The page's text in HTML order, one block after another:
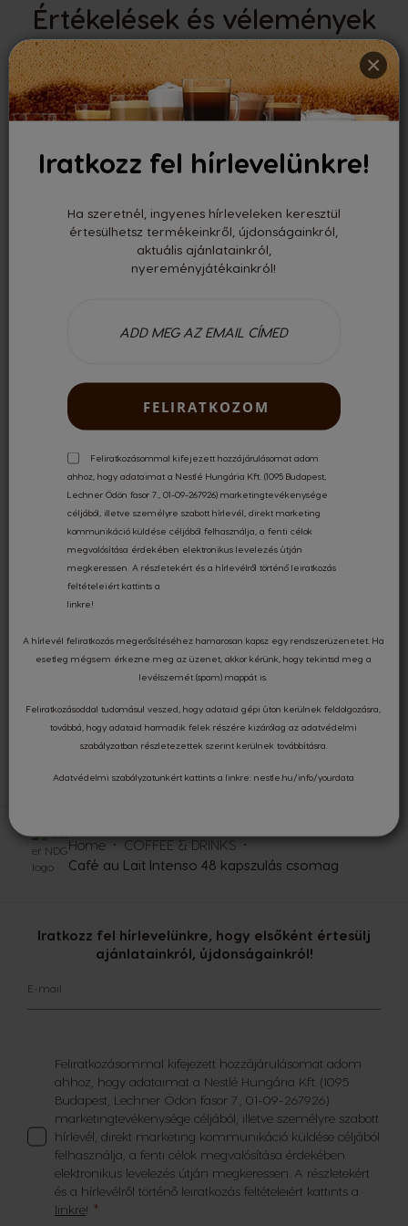
×
Iratkozz fel hírlevelünkre!
Ha szeretnél, ingyenes hírleveleken keresztül
értesülhetsz termékeinkről, újdonságainkról,
aktuális ajánlatainkról,
nyereményjátékainkról!
FELIRATKOZOM
Feliratkozásommal kifejezett hozzájárulásomat adom
ahhoz, hogy adataimat a Nestlé Hungária Kft. (1095 Budapest,
Lechner Ödön fasor 7., 01-09-267926) marketingtevékenysége
céljából, illetve személyre szabott hírlevél, direkt marketing
kommunikáció küldése céljából felhasználja, a fenti célok
megvalósítása érdekében elektronikus levelezés útján
megkeressen. A részletekért és a hírlevélről történő leiratkozás
feltételeiért kattints a
linkre!
A hírlevél feliratkozás megerősítéséhez hamarosan kapsz egy rendszerüzenetet. Ha
esetleg mégsem érkezne meg az üzenet, akkor kérünk, hogy tekintsd meg a
levélszemét (spam) mappát is.
Feliratkozásoddal tudomásul veszed, hogy adataid gépi úton kerülnek feldolgozásra,
továbbá, hogy adataid harmadik felek részére kizárólag azadatvédelmi
szabályzatban részletezettek szerint kerülnek továbbításra.
Adatvédelmi szabályzatunkért kattints a linkre:nestle.hu/info/yourdata
Értékelések és vélemények
0.00
Értékelte 0 felhasználó
Nincsenek vélemények
jelentkezz bevagyregisztrálj!
INGYENES SZÁLLÍTÁS 17 000 FT FELETT
KÜLÖNLEGES AJÁNLATOK
BIZTONSÁGOSKÁRTYÁS FIZETÉS
KÉRDÉSED VAN? FORDULJ HOZZÁNK!
Iratkozz fel hírlevelünkre, hogy elsőként értesülj
ajánlatainkról, újdonságainkról!
E-mail
Feliratkozásommal kifejezett hozzájárulásomat adom
ahhoz, hogy adataimat a Nestlé Hungária Kft. (1095
Budapest, Lechner Ödön fasor 7., 01-09-267926)
marketingtevékenysége céljából, illetve személyre szabott
hírlevél, direkt marketing kommunikáció küldése céljából
felhasználja, a fenti célok megvalósítása érdekében
elektronikus levelezés útján megkeressen. A részletekért
és a hírlevélről történő leiratkozás feltételeiért kattints a
linkre!
Home
COFFEE & DRINKS
Café au Lait Intenso 48 kapszulás csomag